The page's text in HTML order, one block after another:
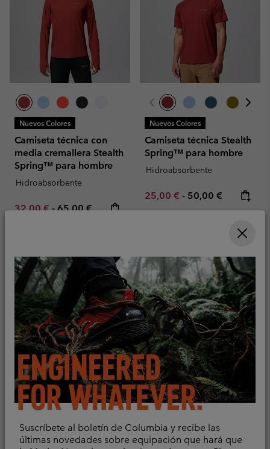
Suscríbete al boletín de Columbia y recibe las
últimas novedades sobre equipación que hará que
Nuevos Colores
Camiseta técnica con
media cremallera Stealth
Spring™ para hombre
Hidroabsorbente
Minimum sale price:
32,00 €-Maximum price:
65,00 €
Nuevos Colores
Camiseta técnica Stealth
Spring™ para hombre
Hidroabsorbente
Minimum sale price:
25,00 € - Maximum price:
50,00 €
Camiseta técnica de
manga larga Diamond
Peak Pro™ para hombre
Camiseta técnica de
manga larga Alpine
Chill™ Pro Crew II para